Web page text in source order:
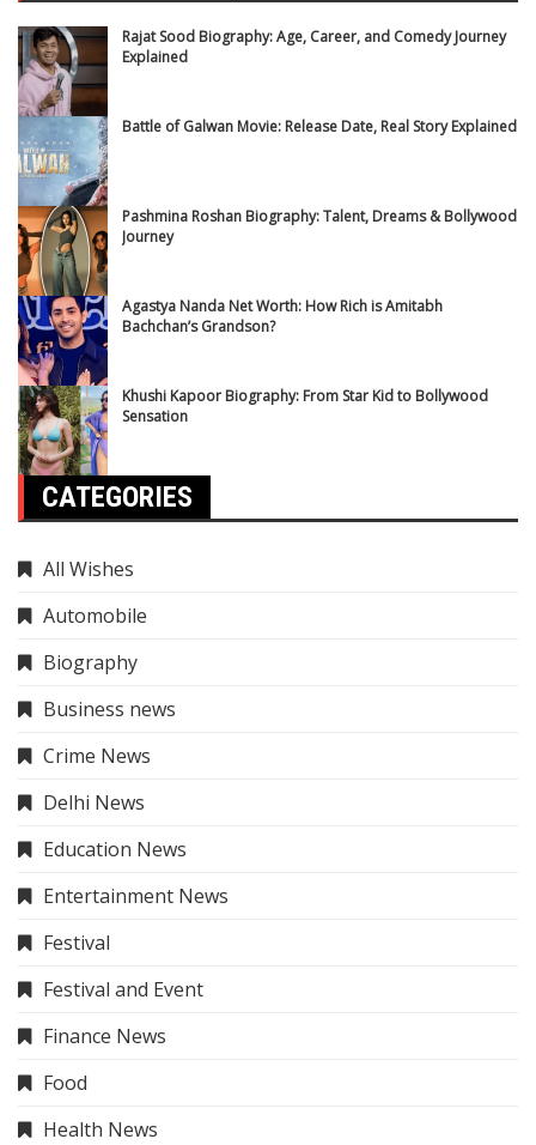
Rajat Sood Biography: Age, Career, and Comedy Journey
Explained
Battle of Galwan Movie: Release Date, Real Story Explained
Pashmina Roshan Biography: Talent, Dreams & Bollywood
Journey
Agastya Nanda Net Worth: How Rich is Amitabh
Bachchan’s Grandson?
Khushi Kapoor Biography: From Star Kid to Bollywood
Sensation
CATEGORIES
All Wishes
Automobile
Biography
Business news
Crime News
Delhi News
Education News
Entertainment News
Festival
Festival and Event
Finance News
Food
Health News